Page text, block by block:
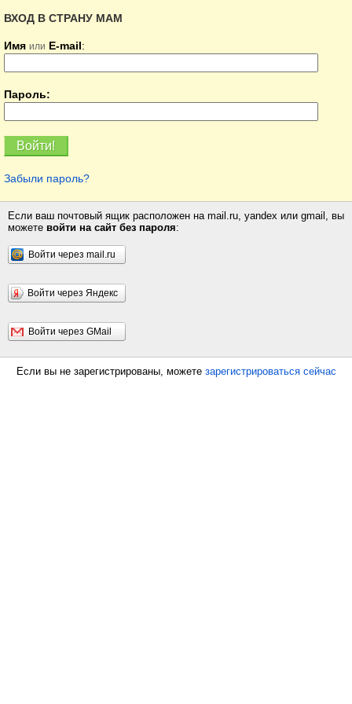
ВХОД В СТРАНУ МАМ
Имя или E-mail:
Пароль:
Забыли пароль?
Если ваш почтовый ящик расположен на mail.ru, yandex или gmail, вы
можете войти на сайт без пароля:
Войти через mail.ru
Войти через Яндекс
Войти через GMail
Если вы не зарегистрированы, можете зарегистрироваться сейчас